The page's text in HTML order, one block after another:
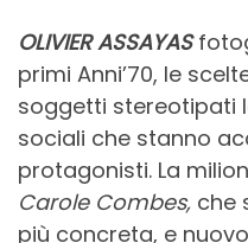
OLIVIER ASSAYAS
primi Anni’70, le
soggetti stereotipati
sociali che stanno
protagonisti. La
Carole Combes, che
più concreta, e